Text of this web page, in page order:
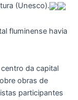
(Unesco).
fluminense havia
da capital
obras de
participantes